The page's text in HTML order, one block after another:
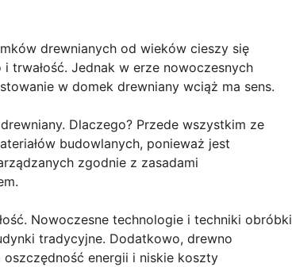
drewnianych od wieków cieszy się
trwałość. Jednak w erze nowoczesnych
w domek drewniany wciąż ma sens.
Dlaczego? Przede wszystkim ze
budowlanych, ponieważ jest
zgodnie z zasadami
Nowoczesne technologie i techniki obróbki
tradycyjne. Dodatkowo, drewno
energii i niskie koszty